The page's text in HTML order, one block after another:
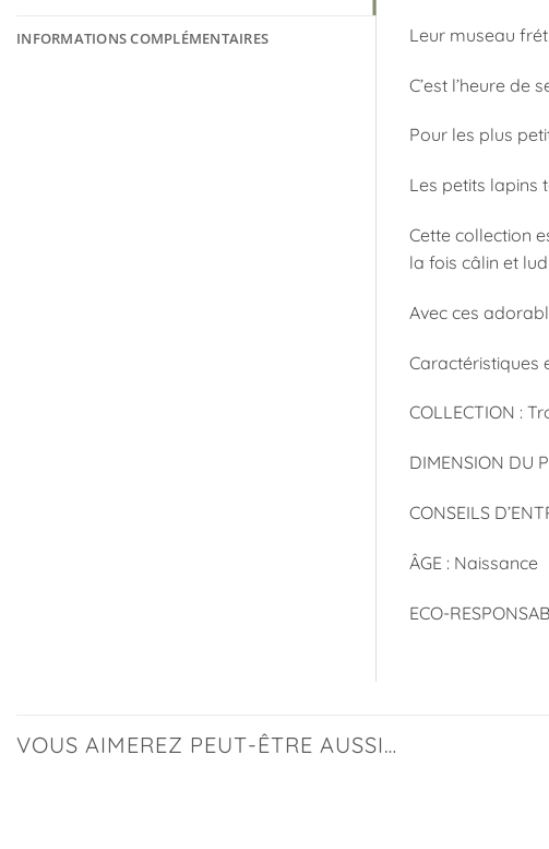
INFORMATIONS COMPLÉMENTAIRES Leur museau
C’est l’heure de
Pour les plus
Les petits lapins
Cette collection
la fois câlin et
Avec ces
Caractéristiques
COLLECTION :
DIMENSION DU
CONSEILS
ÂGE : Naissance
ECO-
VOUS AIMEREZ PEUT-ÊTRE AUSSI…